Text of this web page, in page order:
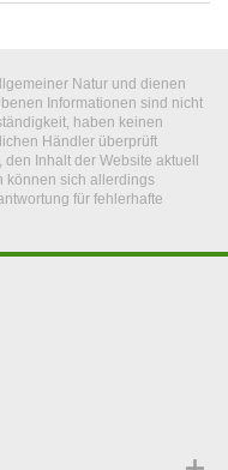
Natur und dienen
Informationen sind nicht
haben keinen
Händler überprüft
Inhalt der Website aktuell
können sich allerdings
für fehlerhafte